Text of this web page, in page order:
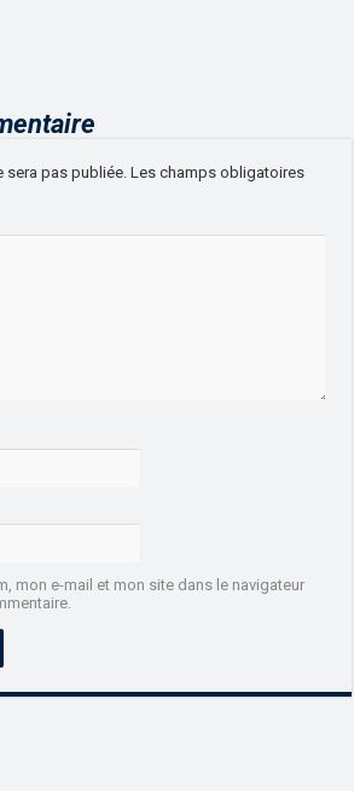
sera pas publiée. Les champs obligatoires
mon e-mail et mon site dans le navigateur